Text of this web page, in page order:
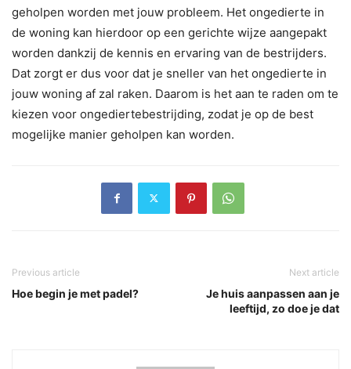
geholpen worden met jouw probleem. Het ongedierte in
de woning kan hierdoor op een gerichte wijze aangepakt
worden dankzij de kennis en ervaring van de bestrijders.
Dat zorgt er dus voor dat je sneller van het ongedierte in
jouw woning af zal raken. Daarom is het aan te raden om te
kiezen voor ongediertebestrijding, zodat je op de best
mogelijke manier geholpen kan worden.
Previous article
Hoe begin je met padel?
Next article
Je huis aanpassen aan je
leeftijd, zo doe je dat